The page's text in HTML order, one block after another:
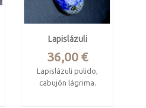
Lapislázuli
Precio
36,00 €
Lapislázuli pulido,
cabujón lágrima.